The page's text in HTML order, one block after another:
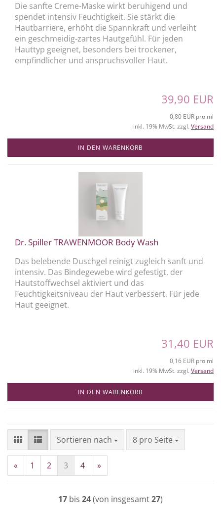
Die sanfte Creme-Maske wirkt beruhigend und
spendet intensiv Feuchtigkeit. Sie stärkt die
Hautbarriere, erhöht die Spannkraft und verleiht
ein geschmeidig-zartes Hautgefühl. Für jeden
Hauttyp geeignet, besonders bei trockener,
empfindlicher und anspruchsvoller Haut.
39,90 EUR
0,80 EUR pro ml
inkl. 19% MwSt. zzgl. Versand
IN DEN WARENKORB
Dr. Spiller TRAWENMOOR Body Wash
Das belebende Duschgel reinigt zugleich sanft und
intensiv. Das Bindegewebe wird gefestigt, der
Hautstoffwechsel aktiviert und das
Feuchtigkeitsniveau der Haut verbessert. Für jede
Haut geeignet.
31,40 EUR
0,16 EUR pro ml
inkl. 19% MwSt. zzgl. Versand
IN DEN WARENKORB
Sortieren nach
Sortieren nach 8 pro Seite
pro Seite
« 1 2 3 4 »
17 bis 24(von insgesamt27)